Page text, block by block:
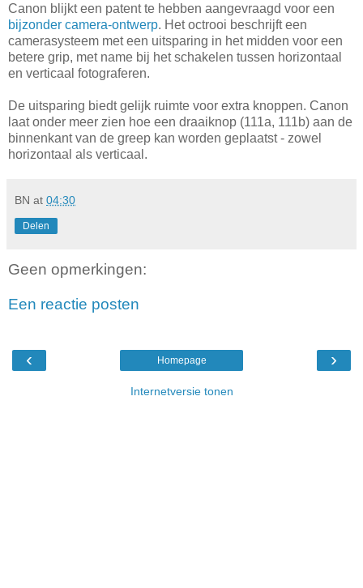
Canon blijkt een patent te hebben aangevraagd voor een
bijzonder camera-ontwerp. Het octrooi beschrijft een
camerasysteem met een uitsparing in het midden voor een
betere grip, met name bij het schakelen tussen horizontaal
en verticaal fotograferen.
De uitsparing biedt gelijk ruimte voor extra knoppen. Canon
laat onder meer zien hoe een draaiknop (111a, 111b) aan de
binnenkant van de greep kan worden geplaatst - zowel
horizontaal als verticaal.
BN at 04:30
Delen
Geen opmerkingen:
Een reactie posten
‹ ›
Homepage
Internetversie tonen